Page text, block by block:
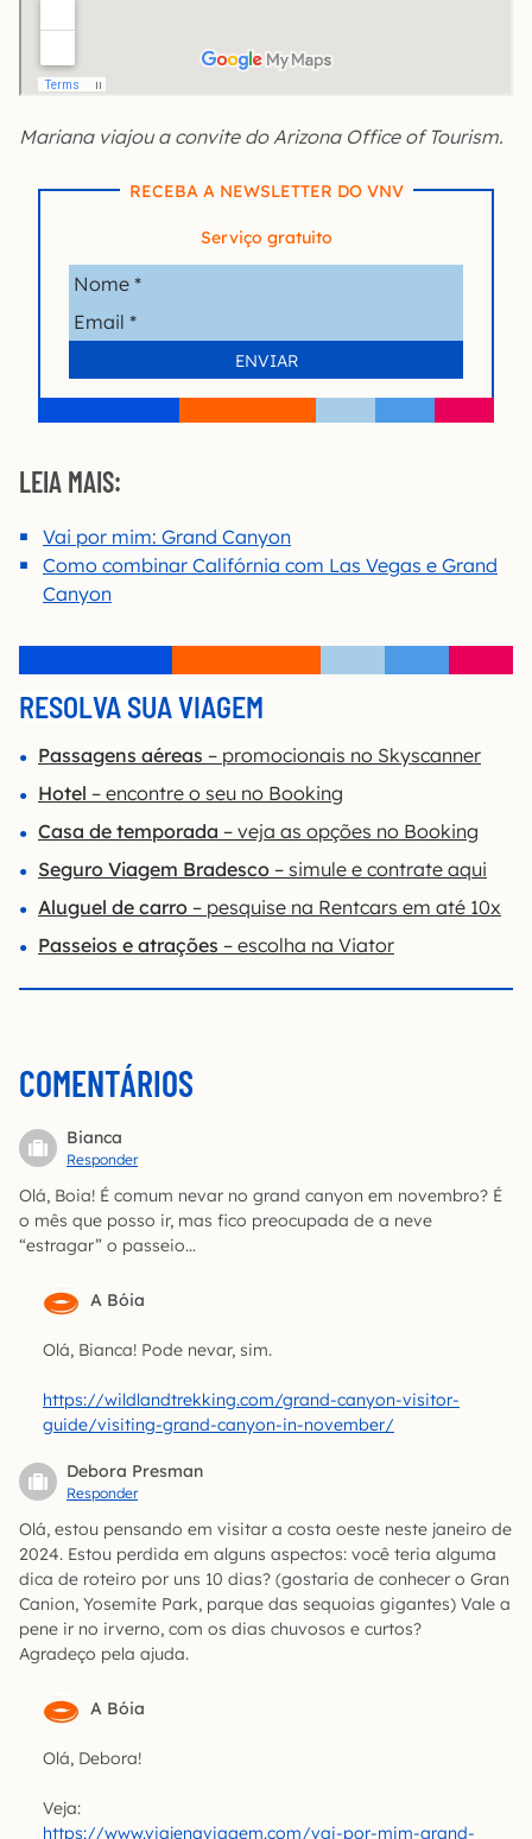
Mariana viajou a convite do Arizona Office of Tourism.
RECEBA A NEWSLETTER DO VNV
Serviço gratuito
LEIA MAIS:
Vai por mim: Grand Canyon
Como combinar Califórnia com Las Vegas e Grand
Canyon
RESOLVA SUA VIAGEM
Passagens aéreas – promocionais no Skyscanner
Hotel – encontre o seu no Booking
Casa de temporada – veja as opções no Booking
Seguro Viagem Bradesco – simule e contrate aqui
Aluguel de carro – pesquise na Rentcars em até 10x
Passeios e atrações – escolha na Viator
COMENTÁRIOS
Bianca
Responder
Olá, Boia! É comum nevar no grand canyon em novembro? É
o mês que posso ir, mas fico preocupada de a neve
“estragar” o passeio…
A Bóia
Olá, Bianca! Pode nevar, sim.
https://wildlandtrekking.com/grand-canyon-visitor-
guide/visiting-grand-canyon-in-november/
Debora Presman
Responder
Olá, estou pensando em visitar a costa oeste neste janeiro de
2024. Estou perdida em alguns aspectos: você teria alguma
dica de roteiro por uns 10 dias? (gostaria de conhecer o Gran
Canion, Yosemite Park, parque das sequoias gigantes) Vale a
pene ir no irverno, com os dias chuvosos e curtos?
Agradeço pela ajuda.
A Bóia
Olá, Debora!
Veja:
https://www.viajenaviagem.com/vai-por-mim-grand-